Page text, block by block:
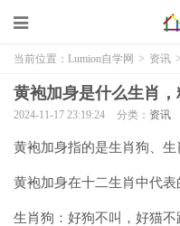
当前位置： Lumion自学网 > 资讯 >
黄袍加身是什么生肖
2024-11-17 23:19:24 分类： 资讯
黄袍加身指的是生肖狗、生
黄袍加身在十二生肖中代
生肖狗：好狗不叫，好猫不